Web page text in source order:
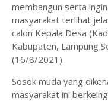
membangun serta
masyarakat terlihat
calon Kepala Desa
Kabupaten, Lampung
(16/8/2021).
Sosok muda yang
masyarakat ini